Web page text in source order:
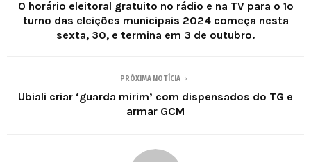
O horário eleitoral gratuito no rádio e na TV para o 1º
turno das eleições municipais 2024 começa nesta
sexta, 30, e termina em 3 de outubro.
PRÓXIMA NOTÍCIA
Ubiali criar ‘guarda mirim’ com dispensados do TG e
armar GCM